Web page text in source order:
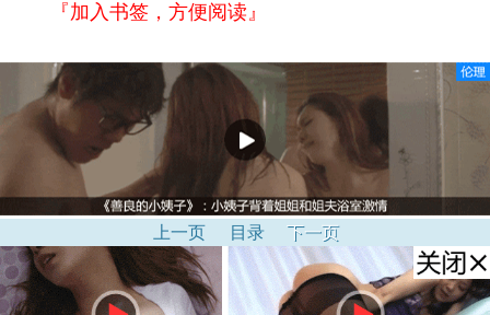
『加入书签，方便阅读』
上一页 目录 下一页